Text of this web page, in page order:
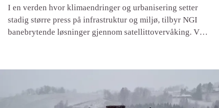
I en verden hvor klimaendringer og urbanisering setter
stadig større press på infrastruktur og miljø, tilbyr NGI
banebrytende løsninger gjennom satellittovervåking. Vår
rådgiving gir deg overvåkning av setninger i grunnen og